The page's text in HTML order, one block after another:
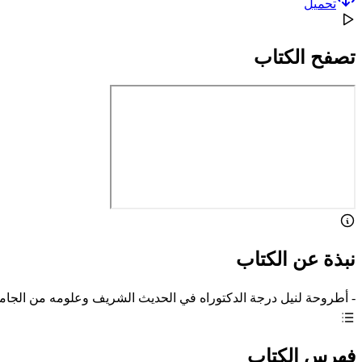
تحميل
تصفح الكتاب
نبذة عن الكتاب
- أطروحة لنيل درجة الدكتوراه في الحديث الشريف وعلومه من
فهرس الكتاب